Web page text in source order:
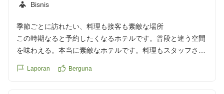
Bisnis
季節ごとに訪れたい、料理も接客も素敵な場所
この時期なると予約したくなるホテルです。普段と違う空間
を味わえる。本当に素敵なホテルです。料理もスタッフさん
クチコミの詳細はこちらから
Laporan Berguna